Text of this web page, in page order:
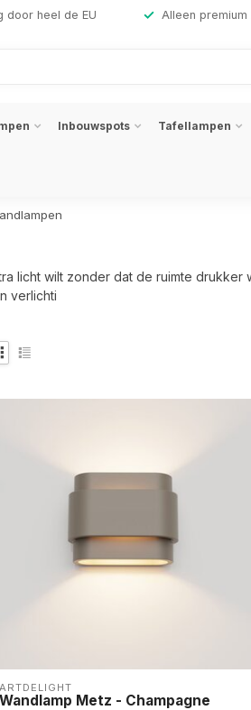
door heel de EU Alleen
Inbouwspots Tafellampen
licht wilt zonder dat de ruimte
verlichti
ARTDELIGHT
Wandlamp Metz - Champagne